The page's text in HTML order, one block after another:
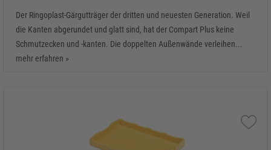
Der Ringoplast-Gärgutträger der dritten und neuesten Generation. Weil
die Kanten abgerundet und glatt sind, hat der Compart Plus keine
Schmutzecken und -kanten. Die doppelten Außenwände verleihen...
mehr erfahren »